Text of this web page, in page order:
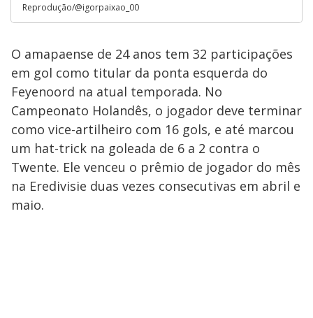
Reprodução/@igorpaixao_00
O amapaense de 24 anos tem 32 participações
em gol como titular da ponta esquerda do
Feyenoord na atual temporada. No
Campeonato Holandês, o jogador deve terminar
como vice-artilheiro com 16 gols, e até marcou
um hat-trick na goleada de 6 a 2 contra o
Twente. Ele venceu o prêmio de jogador do mês
na Eredivisie duas vezes consecutivas em abril e
maio.